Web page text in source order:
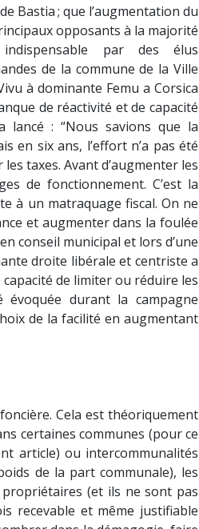
Bastia ; que l’augmentation du
opposants à la majorité
par des élus
de la commune de la Ville
à dominante Femu a Corsica
de réactivité et de capacité
lancé : “Nous savions que la
en six ans, l’effort n’a pas été
taxes. Avant d’augmenter les
de fonctionnement. C’est la
à un matraquage fiscal. On ne
et augmenter dans la foulée
conseil municipal et lors d’une
droite libérale et centriste a
de limiter ou réduire les
évoquée durant la campagne
de la facilité en augmentant
Cela est théoriquement
certaines communes (pour ce
article) ou intercommunalités
de la part communale), les
(et ils ne sont pas
recevable et même justifiable